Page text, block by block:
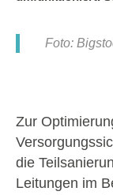
Foto:
Zur
die
Leitungen im